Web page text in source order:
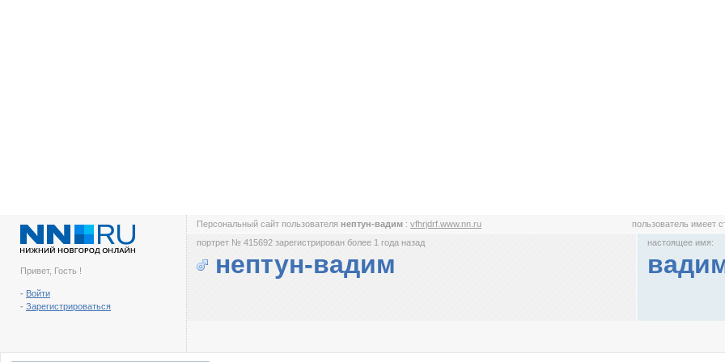
Привет, Гость !
- Войти
- Зарегистрироваться
Персональный сайт пользователя нептун-вадим : vfhrjdrf.www.nn.ru пользователь имеет
портрет № 415692 зарегистрирован более 1 года назад
нептун-вадим
настоящее имя: